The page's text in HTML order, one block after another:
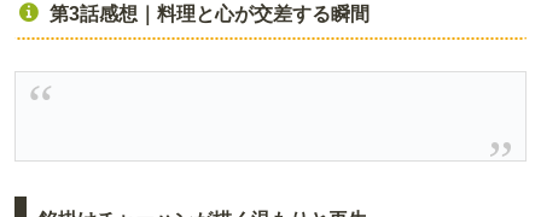
第3話感想｜料理と心が交差する瞬間